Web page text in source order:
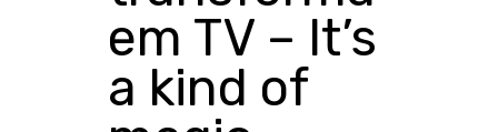
em TV – It’s
a kind of